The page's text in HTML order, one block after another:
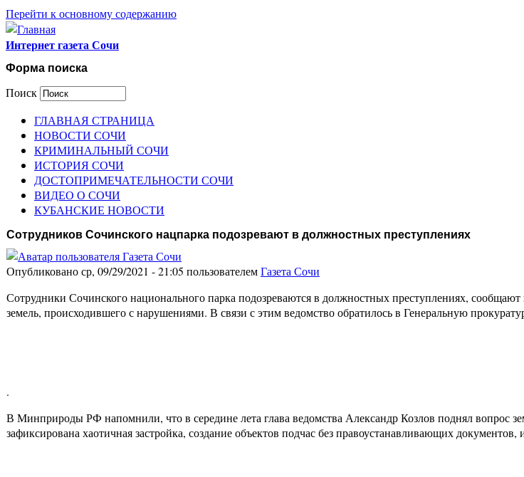
Перейти к основному содержанию
Интернет газета Сочи
Форма поиска
Поиск
ГЛАВНАЯ СТРАНИЦА
НОВОСТИ СОЧИ
КРИМИНАЛЬНЫЙ СОЧИ
ИСТОРИЯ СОЧИ
ДОСТОПРИМЕЧАТЕЛЬНОСТИ СОЧИ
ВИДЕО О СОЧИ
КУБАНСКИЕ НОВОСТИ
Сотрудников Сочинского нацпарка подозревают в должностных преступлениях
Опубликовано ср, 09/29/2021 - 21:05 пользователемГазета Сочи
Сотрудники Сочинского национального парка подозреваются в должностных преступлениях,
земель, происходившего с нарушениями. В связи с этим ведомство обратилось в Генеральную
.
В Минприроды РФ напомнили, что в середине лета глава ведомства Александр Козлов поднял вопрос
зафиксирована хаотичная застройка, создание объектов подчас без правоустанавливающих